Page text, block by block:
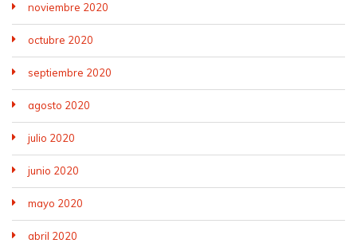
noviembre 2020
octubre 2020
septiembre 2020
agosto 2020
julio 2020
junio 2020
mayo 2020
abril 2020